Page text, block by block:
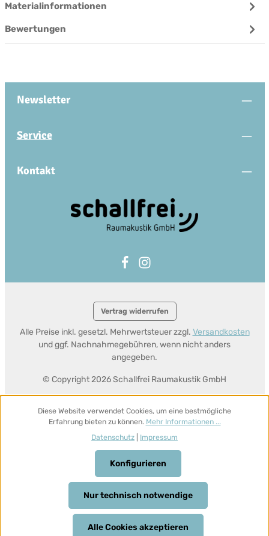
Materialinformationen
Bewertungen
Newsletter
Service
Kontakt
Vertrag widerrufen
© Copyright 2026 Schallfrei Raumakustik GmbH
Alle Preise inkl. gesetzl. Mehrwertsteuer zzgl. Versandkosten
und ggf. Nachnahmegebühren, wenn nicht anders
angegeben.
Diese Website verwendet Cookies, um eine bestmögliche
Erfahrung bieten zu können. Mehr Informationen ...
Datenschutz
Impressum
Nur technisch notwendige
Konfigurieren
Alle Cookies akzeptieren